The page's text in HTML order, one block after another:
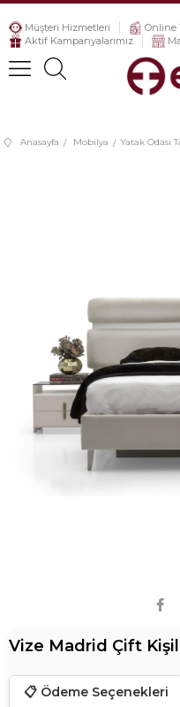
Müşteri Hizmetleri Online
Aktif Kampanyalarımız
Anasayfa Mobilya Yatak Odası
Vize Madrid Çift
📋 Ödeme Seçenekleri